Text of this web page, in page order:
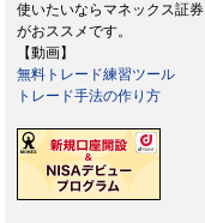
使いたいならマネックス証券
がおススメです。
【動画】
無料トレード練習ツール
トレード手法の作り方